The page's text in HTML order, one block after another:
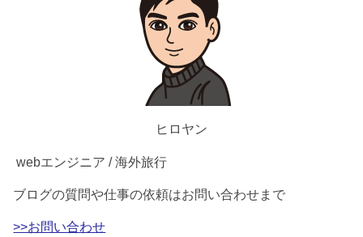
ヒロヤン
webエンジニア / 海外旅行
ブログの質問や仕事の依頼はお問い合わせまで
>>お問い合わせ